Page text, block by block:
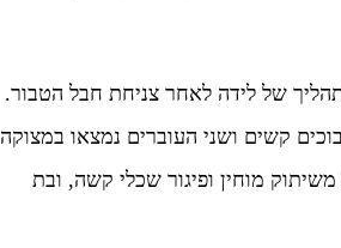
של לידה לאחר צניחת חבל הטבור.
קשים ושני העוברים נמצאו במצוקה
מוחין ופיגור שכלי קשה, ובת